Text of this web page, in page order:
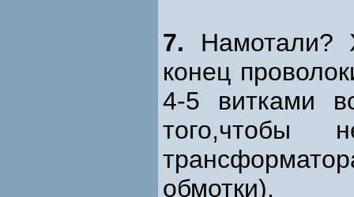
7. Намотали?
конец
4-5 витками
того,чтобы
обмотки).